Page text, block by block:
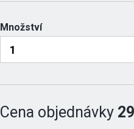
Množství
Cena objednávky